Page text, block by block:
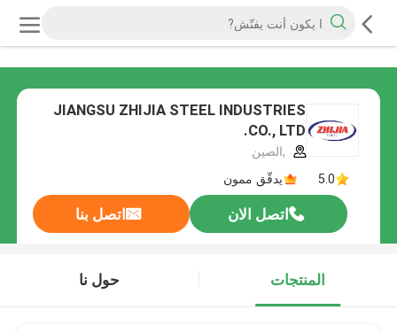
JIANGSU ZHIJIA STEEL INDUSTRIES
CO., LTD.
,الصين
5.0
يدقّق ممون
اتصل الان اتصل بنا
المنتجات حول نا